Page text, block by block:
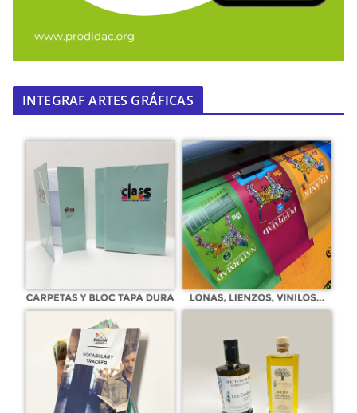
INTEGRAF ARTES GRÁFICAS